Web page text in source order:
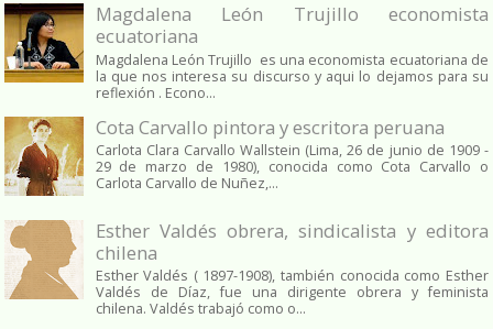
Magdalena León Trujillo economista
ecuatoriana
Magdalena León Trujillo es una economista ecuatoriana de
la que nos interesa su discurso y aqui lo dejamos para su
reflexión . Econo...
Cota Carvallo pintora y escritora peruana
Carlota Clara Carvallo Wallstein (Lima, 26 de junio de 1909 -
29 de marzo de 1980), conocida como Cota Carvallo o
Carlota Carvallo de Nuñez,...
Esther Valdés obrera, sindicalista y editora
chilena
Esther Valdés ( 1897-1908), también conocida como Esther
Valdés de Díaz, fue una dirigente obrera y feminista
chilena. Valdés trabajó como o...